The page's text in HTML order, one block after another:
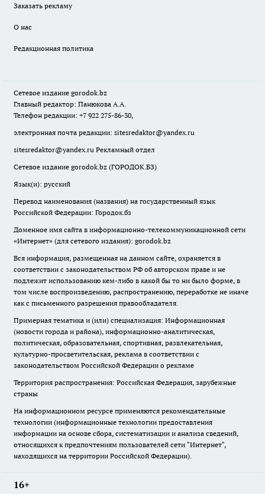
Заказать рекламу
О нас
Редакционная политика
Сетевое издание gorodok.bz
Главный редактор: Панюкова А.А.
Телефон редакции: +7 922 275-86-30,
электронная почта редакции: sitesredaktor@yandex.ru
sitesredaktor@yandex.ru Рекламный отдел
Сетевое издание gorodok.bz (ГОРОДОК.БЗ)
Язык(и): русский
Перевод наименования (названия) на государственный язык
Российской Федерации: Городок.бз
Доменное имя сайта в информационно-телекоммуникационной сети
«Интернет» (для сетевого издания): gorodok.bz
Вся информация, размещенная на данном сайте, охраняется в
соответствии с законодательством РФ об авторском праве и не
подлежит использованию кем-либо в какой бы то ни было форме, в
том числе воспроизведению, распространению, переработке не иначе
как с письменного разрешения правообладателя.
Примерная тематика и (или) специализация: Информационная
(новости города и района), информационно-аналитическая,
политическая, образовательная, спортивная, развлекательная,
культурно-просветительская, реклама в соответствии с
законодательством Российской Федерации о рекламе
Территория распространения: Российская Федерация, зарубежные
страны
На информационном ресурсе применяются рекомендательные
технологии (информационные технологии предоставления
информации на основе сбора, систематизации и анализа сведений,
относящихся к предпочтениям пользователей сети "Интернет",
находящихся на территории Российской Федерации).
16+